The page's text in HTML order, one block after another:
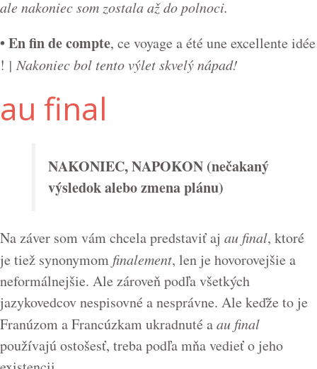
ale nakoniec som zostala až do polnoci.
• En fin de compte, ce voyage a été une excellente idée
! | Nakoniec bol tento výlet skvelý nápad!
au final
NAKONIEC, NAPOKON (nečakaný
výsledok alebo zmena plánu)
Na záver som vám chcela predstaviť aj au final, ktoré
je tiež synonymom finalement, len je hovorovejšie a
neformálnejšie. Ale zároveň podľa všetkých
jazykovedcov nespisovné a nesprávne. Ale keďže to je
Franúzom a Francúzkam ukradnuté aau final
používajú ostošesť, treba podľa mňa vedieť o jeho